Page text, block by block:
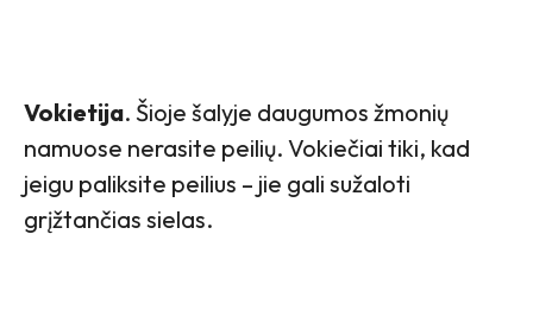
Vokietija. Šioje šalyje daugumos žmonių
namuose nerasite peilių. Vokiečiai tiki, kad
jeigu paliksite peilius – jie gali sužaloti
grįžtančias sielas.